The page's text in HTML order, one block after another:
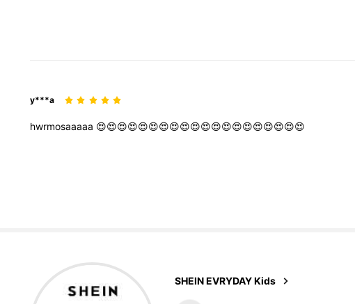
y***a
hwrmosaaaaa 😍😍😍😍😍😍😍😍😍😍😍😍😍😍😍😍😍😍😍😍
SHEIN EVRYDAY Kids